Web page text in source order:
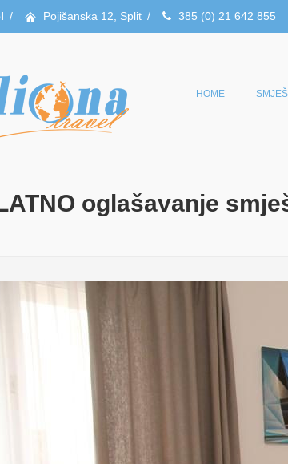
/ Pojišanska 12, Split / 385 (0) 21 642 855
HOME
oglašavanje